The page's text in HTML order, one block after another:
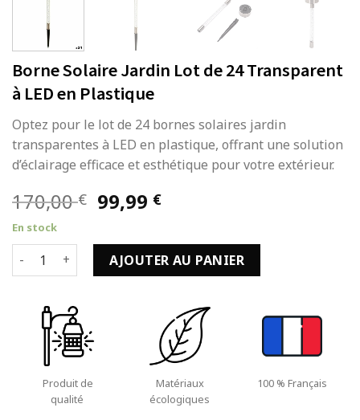
Borne Solaire Jardin Lot de 24 Transparent
à LED en Plastique
Optez pour le lot de 24 bornes solaires jardin
transparentes à LED en plastique, offrant une solution
d’éclairage efficace et esthétique pour votre extérieur.
170,00€ Le
prix
initial
était :
170,00 €.
99,99 €Le
actuel
est :
99,99 €.
En stock
quantité de Borne Solaire Jardin Lot de 24 Transparent à
AJOUTER AU PANIER
Produit de
qualité
Matériaux
écologiques
100 % Français